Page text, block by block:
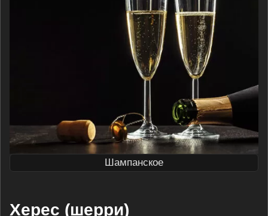
Шампанское
Херес (шерри)